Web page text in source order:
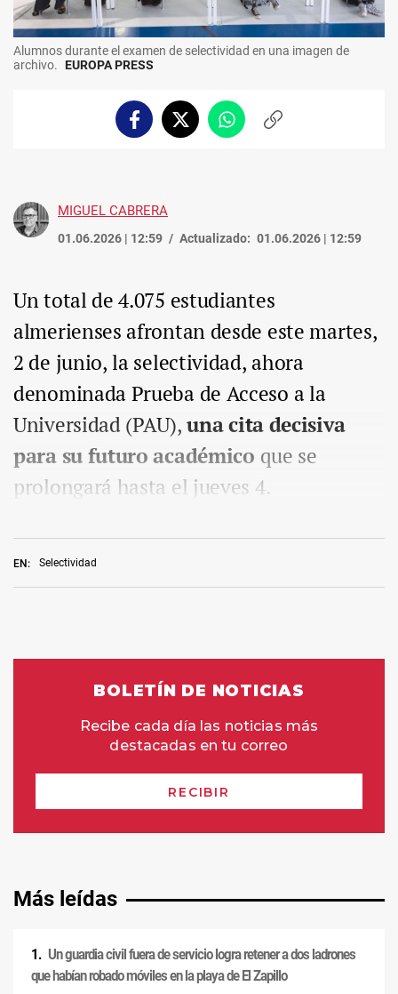
Alumnos durante el examen de selectividad en una imagen de
archivo.
EUROPA PRESS
FacebookTwitterWhatsappCopiar
MIGUEL CABRERA
01.06.2026 | 12:59 Actualizado: 01.06.2026 | 12:59
EN: Selectividad
Un total de 4.075 estudiantes
almerienses afrontan desde este martes,
2 de junio, la selectividad, ahora
denominada Prueba de Acceso a la
Universidad (PAU),una cita decisiva
para su futuro académico que se
prolongará hasta el jueves 4.
Más leídas
Un guardia civil fuera de servicio logra retener a dos ladrones
que habían robado móviles en la playa de El Zapillo